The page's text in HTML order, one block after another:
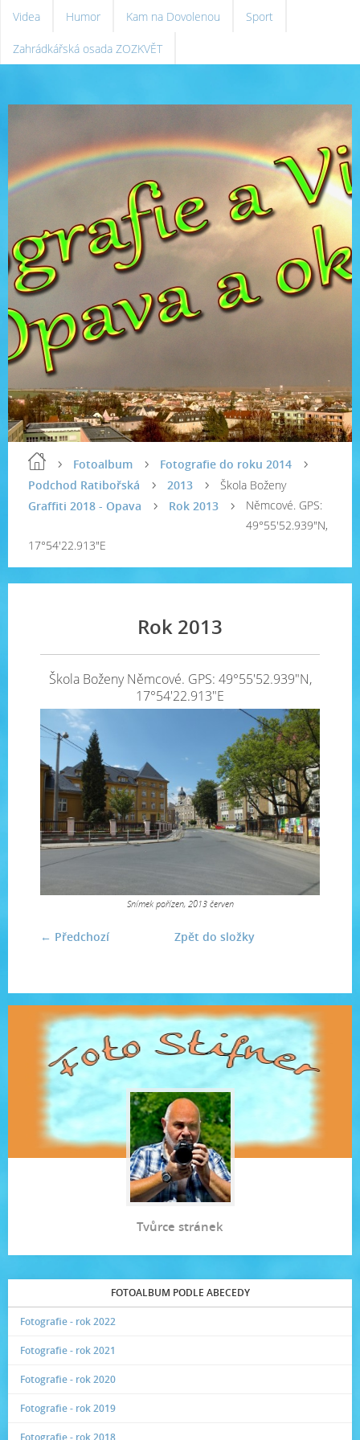
Videa Humor Kam na Dovolenou Sport
Zahrádkářská osada ZOZKVĚT
Fotoalbum
Fotografie do roku 2014
Podchod Ratibořská
2013
Graffiti 2018 - Opava
Rok 2013
Škola Boženy
Němcové. GPS:
49°55'52.939"N,
17°54'22.913"E
Rok 2013
Škola Boženy Němcové. GPS: 49°55'52.939"N,
17°54'22.913"E
Snímek pořízen, 2013 červen
← Předchozí Zpět do složky
Tvůrce stránek
FOTOALBUM PODLE ABECEDY
Fotografie - rok 2022
Fotografie - rok 2021
Fotografie - rok 2020
Fotografie - rok 2019